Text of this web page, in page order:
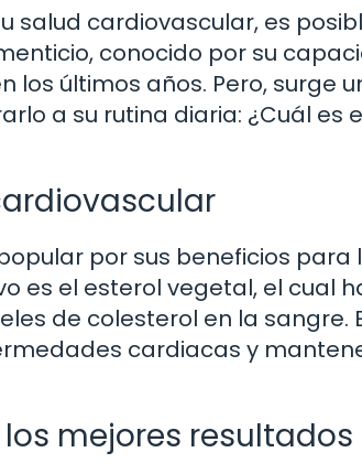
salud cardiovascular, es
conocido por su
últimos años. Pero, surge
a su rutina diaria: ¿Cuál es
por sus beneficios para
es el esterol vegetal, el cual
de colesterol en la sangre.
cardiacas y
mejores resultados